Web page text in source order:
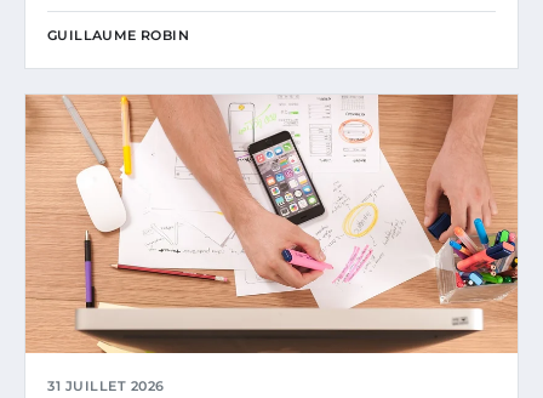
GUILLAUME ROBIN
31 JUILLET 2026